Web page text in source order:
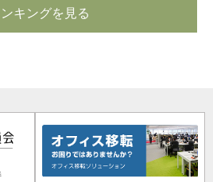
キングを見る